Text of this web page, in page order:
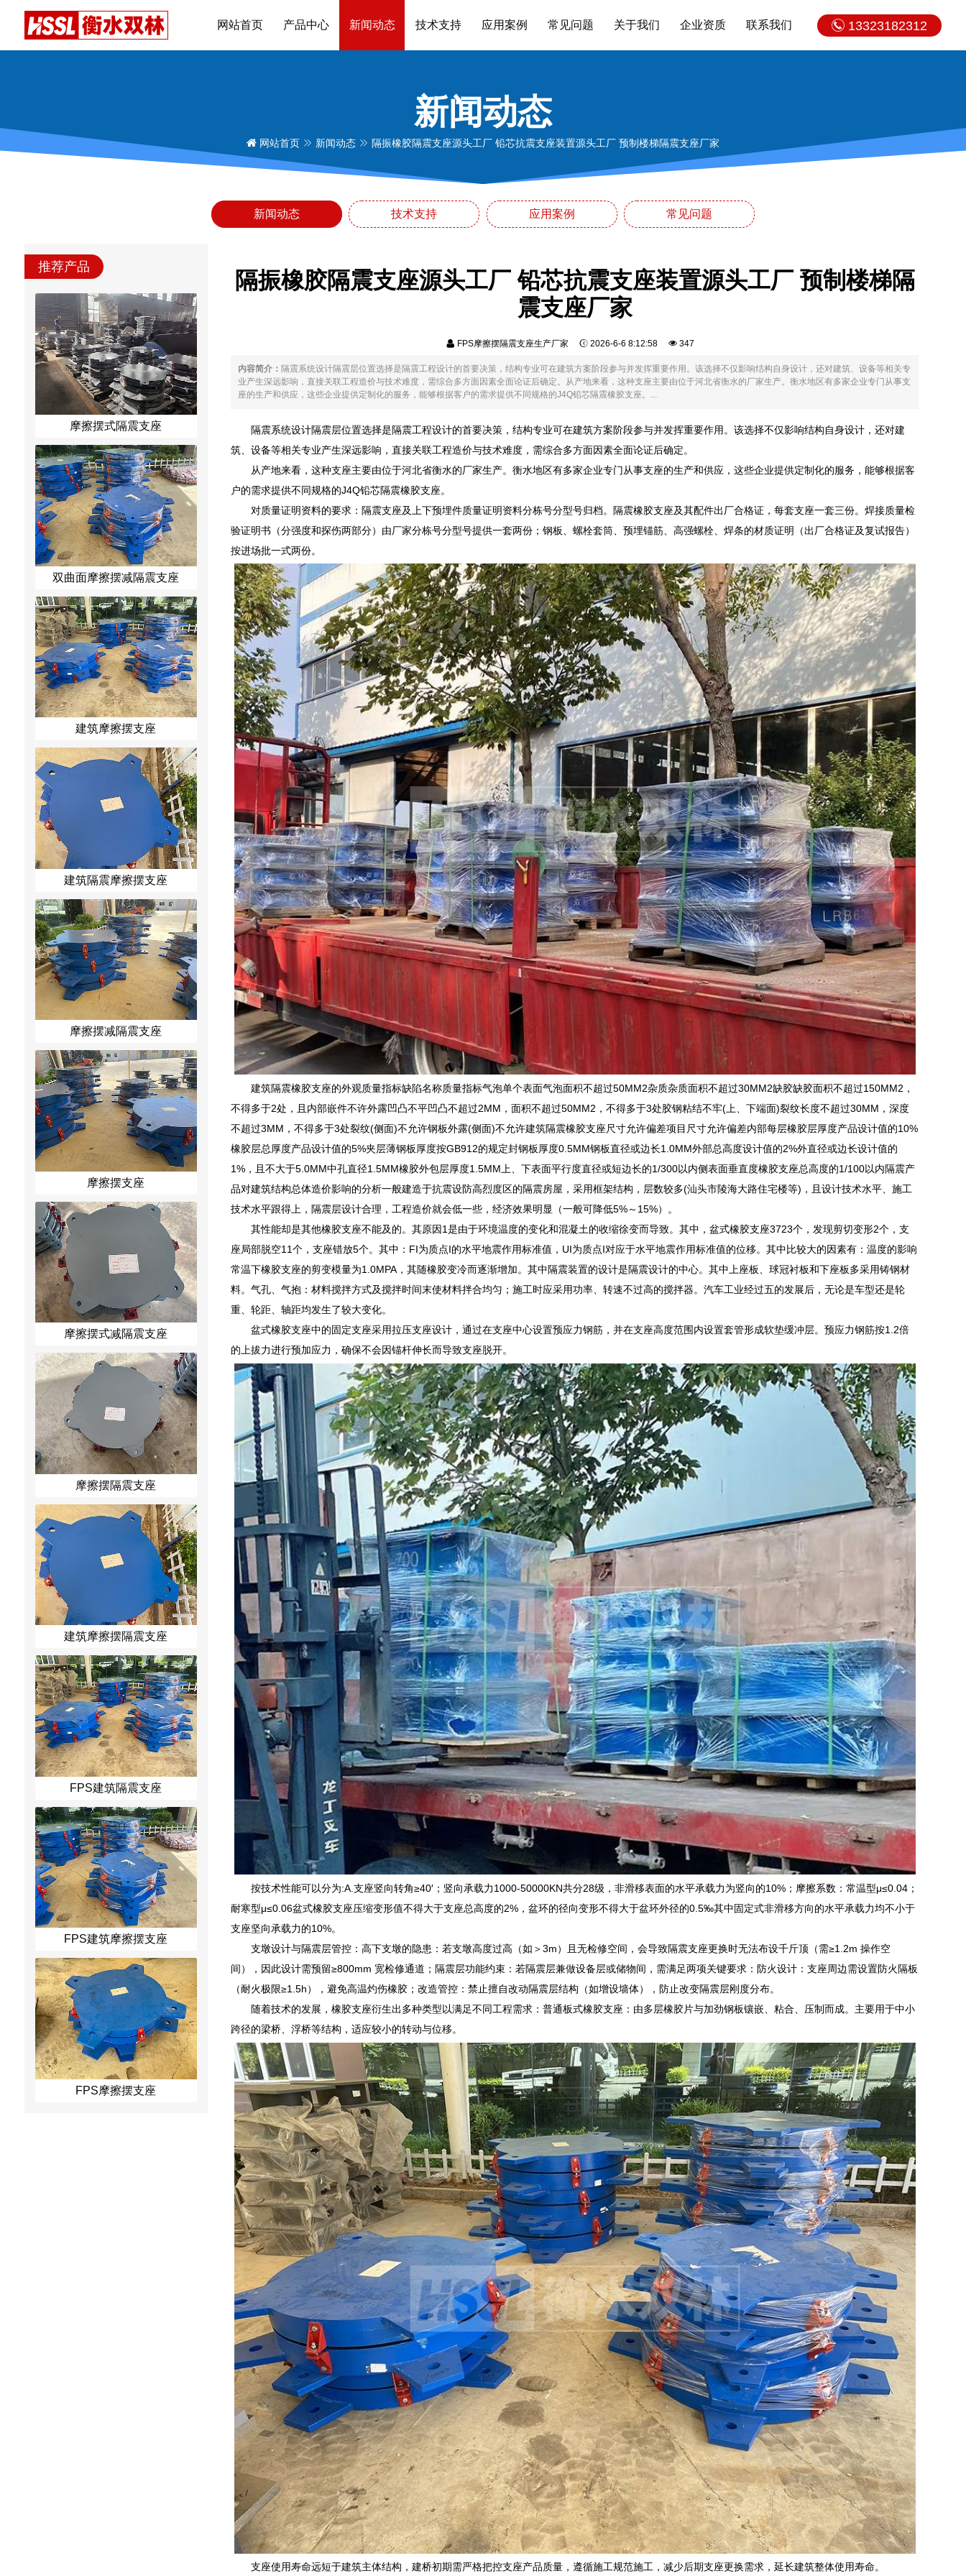
13323182312
网站首页 产品中心 新闻动态 技术支持 应用案例 常见问题 关于我们 企业资质 联系我们
新闻动态
网站首页 新闻动态 隔振橡胶隔震支座源头工厂 铅芯抗震支座装置源头工厂 预制楼梯隔震支座厂家
新闻动态 技术支持 应用案例 常见问题
推荐产品
摩擦摆式隔震支座
双曲面摩擦摆减隔震支座
建筑摩擦摆支座
建筑隔震摩擦摆支座
摩擦摆减隔震支座
摩擦摆支座
摩擦摆式减隔震支座
摩擦摆隔震支座
建筑摩擦摆隔震支座
FPS建筑隔震支座
FPS建筑摩擦摆支座
FPS摩擦摆支座
隔振橡胶隔震支座源头工厂 铅芯抗震支座装置源头工厂 预制楼梯隔
震支座厂家
FPS摩擦摆隔震支座生产厂家 2026-6-6 8:12:58 347
内容简介： 隔震系统设计隔震层位置选择是隔震工程设计的首要决策，结构专业可在建筑方案阶段参与并发挥重要作用。该选择不仅影响结构自身设计，还对建筑、设备等相关专
业产生深远影响，直接关联工程造价与技术难度，需综合多方面因素全面论证后确定。从产地来看，这种支座主要由位于河北省衡水的厂家生产。衡水地区有多家企业专门从事支
座的生产和供应，这些企业提供定制化的服务，能够根据客户的需求提供不同规格的J4Q铅芯隔震橡胶支座。...
隔震系统设计隔震层位置选择是隔震工程设计的首要决策，结构专业可在建筑方案阶段参与并发挥重要作用。该选择不仅影响结构自身设计，还对建
筑、设备等相关专业产生深远影响，直接关联工程造价与技术难度，需综合多方面因素全面论证后确定。
从产地来看，这种支座主要由位于河北省衡水的厂家生产。衡水地区有多家企业专门从事支座的生产和供应，这些企业提供定制化的服务，能够根据客
户的需求提供不同规格的J4Q铅芯隔震橡胶支座。
对质量证明资料的要求：隔震支座及上下预埋件质量证明资料分栋号分型号归档。隔震橡胶支座及其配件出厂合格证，每套支座一套三份。焊接质量检
验证明书（分强度和探伤两部分）由厂家分栋号分型号提供一套两份；钢板、螺栓套筒、预埋锚筋、高强螺栓、焊条的材质证明（出厂合格证及复试报告）
按进场批一式两份。
建筑隔震橡胶支座的外观质量指标缺陷名称质量指标气泡单个表面气泡面积不超过50MM2杂质杂质面积不超过30MM2缺胶缺胶面积不超过150MM2，
不得多于2处，且内部嵌件不许外露凹凸不平凹凸不超过2MM，面积不超过50MM2，不得多于3处胶钢粘结不牢(上、下端面)裂纹长度不超过30MM，深度
不超过3MM，不得多于3处裂纹(侧面)不允许钢板外露(侧面)不允许建筑隔震橡胶支座尺寸允许偏差项目尺寸允许偏差内部每层橡胶层厚度产品设计值的10%
橡胶层总厚度产品设计值的5%夹层薄钢板厚度按GB912的规定封钢板厚度0.5MM钢板直径或边长1.0MM外部总高度设计值的2%外直径或边长设计值的
1%，且不大于5.0MM中孔直径1.5MM橡胶外包层厚度1.5MM上、下表面平行度直径或短边长的1/300以内侧表面垂直度橡胶支座总高度的1/100以内隔震产
品对建筑结构总体造价影响的分析一般建造于抗震设防高烈度区的隔震房屋，采用框架结构，层数较多(汕头市陵海大路住宅楼等)，且设计技术水平、施工
技术水平跟得上，隔震层设计合理，工程造价就会低一些，经济效果明显（一般可降低5%～15%）。
其性能却是其他橡胶支座不能及的。其原因1是由于环境温度的变化和混凝土的收缩徐变而导致。其中，盆式橡胶支座3723个，发现剪切变形2个，支
座局部脱空11个，支座错放5个。其中：FI为质点I的水平地震作用标准值，UI为质点I对应于水平地震作用标准值的位移。其中比较大的因素有：温度的影响
常温下橡胶支座的剪变模量为1.0MPA，其随橡胶变冷而逐渐增加。其中隔震装置的设计是隔震设计的中心。其中上座板、球冠衬板和下座板多采用铸钢材
料。气孔、气抱：材料搅拌方式及搅拌时间末使材料拌合均匀；施工时应采用功率、转速不过高的搅拌器。汽车工业经过五的发展后，无论是车型还是轮
重、轮距、轴距均发生了较大变化。
盆式橡胶支座中的固定支座采用拉压支座设计，通过在支座中心设置预应力钢筋，并在支座高度范围内设置套管形成软垫缓冲层。预应力钢筋按1.2倍
的上拔力进行预加应力，确保不会因锚杆伸长而导致支座脱开。
按技术性能可以分为:A.支座竖向转角≥40′；竖向承载力1000-50000KN共分28级，非滑移表面的水平承载力为竖向的10%；摩擦系数：常温型μ≤0.04；
耐寒型μ≤0.06盆式橡胶支座压缩变形值不得大于支座总高度的2%，盆环的径向变形不得大于盆环外径的0.5‰其中固定式非滑移方向的水平承载力均不小于
支座坚向承载力的10%。
支墩设计与隔震层管控：高下支墩的隐患：若支墩高度过高（如＞3m）且无检修空间，会导致隔震支座更换时无法布设千斤顶（需≥1.2m 操作空
间），因此设计需预留≥800mm 宽检修通道；隔震层功能约束：若隔震层兼做设备层或储物间，需满足两项关键要求：防火设计：支座周边需设置防火隔板
（耐火极限≥1.5h），避免高温灼伤橡胶；改造管控：禁止擅自改动隔震层结构（如增设墙体），防止改变隔震层刚度分布。
随着技术的发展，橡胶支座衍生出多种类型以满足不同工程需求：普通板式橡胶支座：由多层橡胶片与加劲钢板镶嵌、粘合、压制而成。主要用于中小
跨径的梁桥、浮桥等结构，适应较小的转动与位移。
支座使用寿命远短于建筑主体结构，建桥初期需严格把控支座产品质量，遵循施工规范施工，减少后期支座更换需求，延长建筑整体使用寿命。